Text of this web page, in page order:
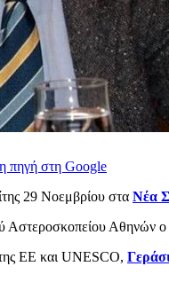
πηγή στη Google
29 Νοεμβρίου στα Νέα
Αθηνών ο
ΕΕ και UNESCO,